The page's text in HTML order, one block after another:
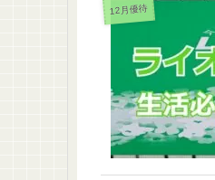
12月優待